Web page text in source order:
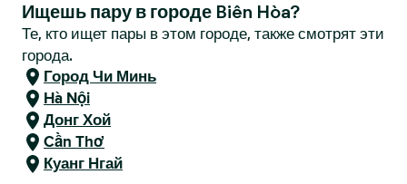
Ищешь пару в городе Biên Hòa?
Те, кто ищет пары в этом городе, также смотрят эти
города.
Город Чи Минь
Hà Nội
Донг Хой
Cần Thơ
Куанг Нгай